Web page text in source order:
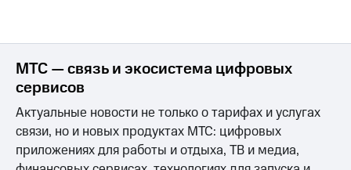
МТС — связь и экосистема цифровых
сервисов
Актуальные новости не только о тарифах и услугах
связи, но и новых продуктах МТС: цифровых
приложениях для работы и отдыха, ТВ и медиа,